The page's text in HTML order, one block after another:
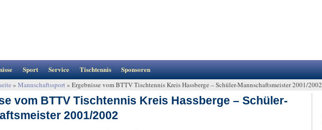
Sport Service Tischtennis Sponsoren
» Mannschaftssport » Ergebnisse vom BTTV Tischtennis Kreis Hassberge – Schüler-Mannschaftsmeister 2001/2002
vom BTTV Tischtennis Kreis Hassberge – Schüler-
2001/2002